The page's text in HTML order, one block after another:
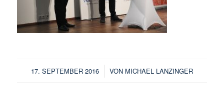
17. SEPTEMBER 2016
/ VON MICHAEL LANZINGER